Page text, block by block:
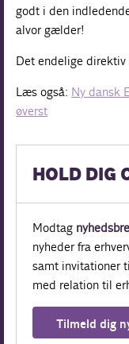
godt i den
alvor gælder!
Det endelige
Læs også: Ny dansk
øverst
HOLD DIG
Modtag
nyheder fra
samt invitationer
med relation til
Tilmeld dig